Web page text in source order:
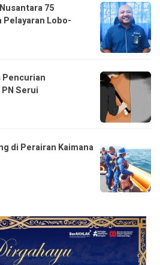
75
Lobo-
Pencurian
Serui
di Perairan Kaimana